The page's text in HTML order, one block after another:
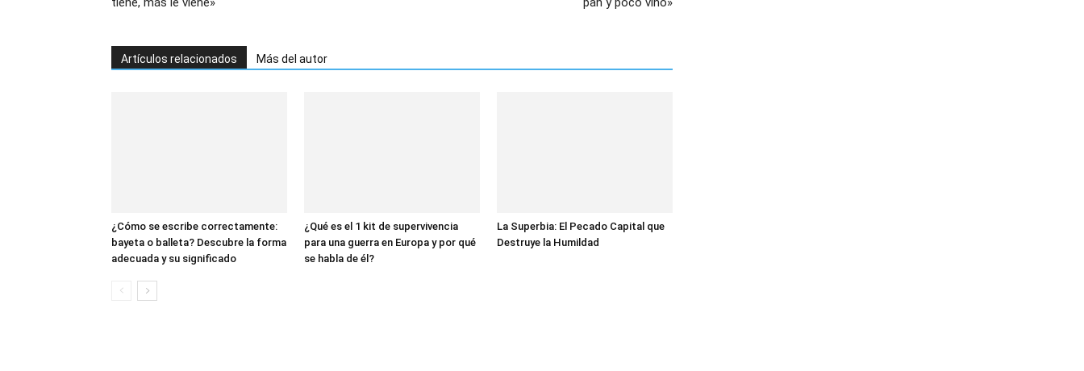
Artículos relacionados Más del autor
¿Cómo se escribe correctamente:
bayeta o balleta? Descubre la forma
adecuada y su significado
¿Qué es el 1 kit de supervivencia
para una guerra en Europa y por qué
se habla de él?
La Superbia: El Pecado Capital que
Destruye la Humildad